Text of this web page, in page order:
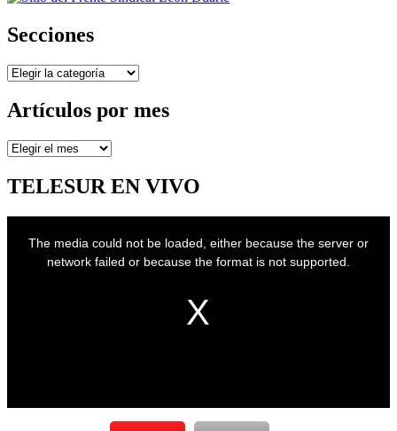
Secciones
Secciones
Artículos por mes
Artículos
mes
TELESUR EN VIVO